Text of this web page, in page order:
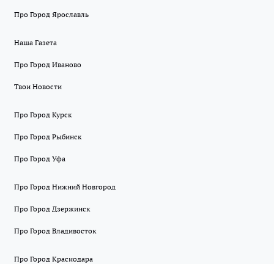
Про Город Ярославль
Наша Газета
Про Город Иваново
Твои Новости
Про Город Курск
Про Город Рыбинск
Про Город Уфа
Про Город Нижний Новгород
Про Город Дзержинск
Про Город Владивосток
Про Город Краснодара